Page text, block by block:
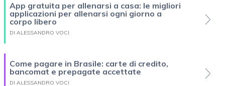
App gratuita per allenarsi a casa: le migliori
applicazioni per allenarsi ogni giorno a
corpo libero
DI ALESSANDRO VOCI
Come pagare in Brasile: carte di credito,
bancomat e prepagate accettate
DI ALESSANDRO VOCI